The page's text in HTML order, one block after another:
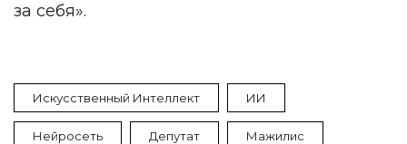
за себя».
Искусственный Интеллект ИИ
Нейросеть Депутат Мажилис